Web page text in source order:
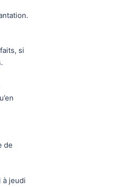
si
de
à jeudi